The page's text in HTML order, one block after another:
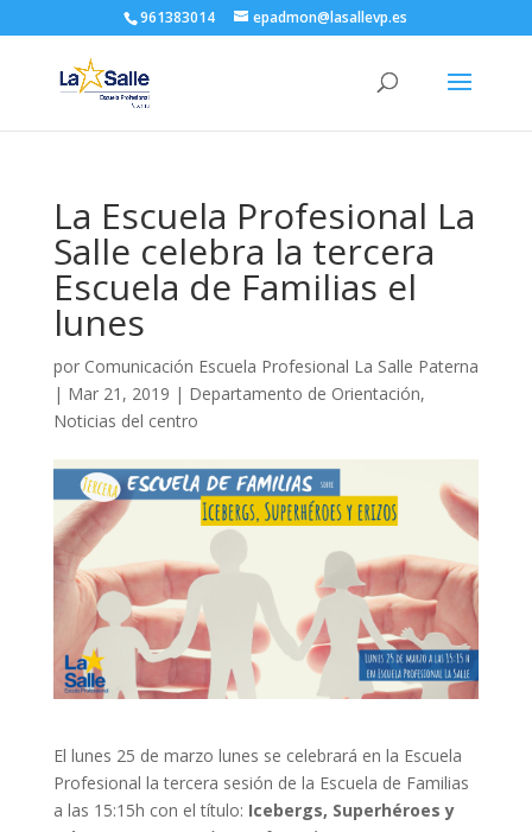
961383014 epadmon@lasallevp.es
La Escuela Profesional La
Salle celebra la tercera
Escuela de Familias el
lunes
por Comunicación Escuela Profesional La Salle Paterna
| Mar 21, 2019 | Departamento de Orientación,
Noticias del centro
El lunes 25 de marzo lunes se celebrará en la Escuela
Profesional la tercera sesión de la Escuela de Familias
a las 15:15h con el título: Icebergs, Superhéroes y